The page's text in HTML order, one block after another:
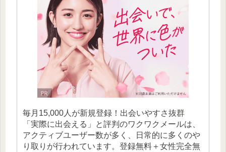
毎月15,000人が新規登録！出会いやすさ抜群
「実際に出会える」と評判のワクワクメールは、
アクティブユーザー数が多く、日常的に多くのや
り取りが行われています。登録無料＋女性完全無